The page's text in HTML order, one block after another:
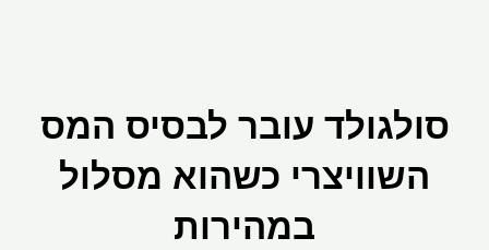
סולגולד עובר לבסיס המס
השוויצרי כשהוא מסלול
במהירות